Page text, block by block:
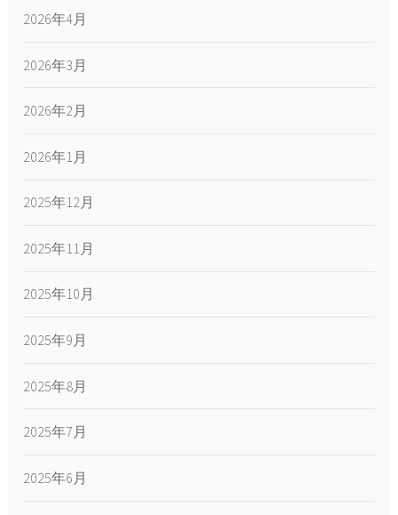
2026年4月
2026年3月
2026年2月
2026年1月
2025年12月
2025年11月
2025年10月
2025年9月
2025年8月
2025年7月
2025年6月